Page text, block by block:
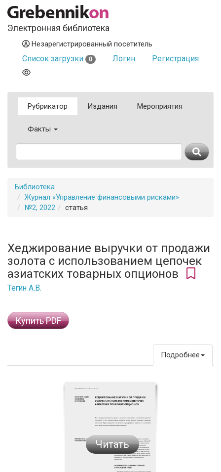
Электронная библиотека
Незарегистрированный посетитель
Список загрузки 0 Логин Регистрация
Рубрикатор Издания Мероприятия
Факты
Библиотека
Журнал «Управление финансовыми рисками»
№2, 2022
статья
Хеджирование выручки от продажи
золота с использованием цепочек
азиатских товарных опционов
Тегин А.В.
Купить PDF
Подробнее
Читать